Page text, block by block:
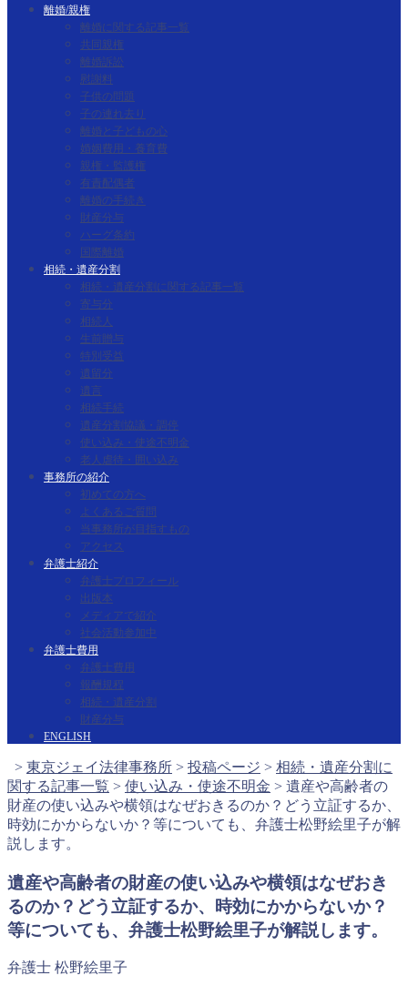
離婚/親権
離婚に関する記事一覧
共同親権
離婚訴訟
慰謝料
子供の問題
子の連れ去り
離婚と子どもの心
婚姻費用・養育費
親権・監護権
有責配偶者
離婚の手続き
財産分与
ハーグ条約
国際離婚
相続・遺産分割
相続・遺産分割に関する記事一覧
寄与分
相続人
生前贈与
特別受益
遺留分
遺言
相続手続
遺産分割協議・調停
使い込み・使途不明金
老人虐待・囲い込み
事務所の紹介
初めての方へ
よくあるご質問
当事務所が目指すもの
アクセス
弁護士紹介
弁護士プロフィール
出版本
メディアで紹介
社会活動参加中
弁護士費用
弁護士費用
報酬規程
相続・遺産分割
財産分与
ENGLISH
> 東京ジェイ法律事務所 > 投稿ページ > 相続・遺産分割に
関する記事一覧 > 使い込み・使途不明金 > 遺産や高齢者の
財産の使い込みや横領はなぜおきるのか？どう立証するか、
時効にかからないか？等についても、弁護士松野絵里子が解
説します。
遺産や高齢者の財産の使い込みや横領はなぜおき
るのか？どう立証するか、時効にかからないか？
等についても、弁護士松野絵里子が解説します。
弁護士 松野絵里子